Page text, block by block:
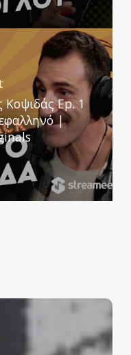
Κοψιδάς Ep. 1
|